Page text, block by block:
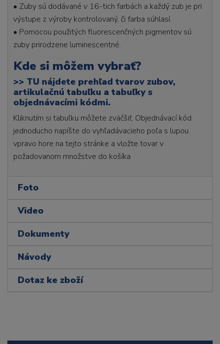
• Zuby sú dodávané v 16-tich farbách a každý zub je pri
výstupe z výroby kontrolovaný, či farba súhlasí.
• Pomocou použitých fluorescenčných pigmentov sú
zuby prirodzene luminescentné.
Kde si môžem vybrať?
>> TU nájdete prehľad tvarov zubov,
artikulačnú tabuľku a tabuľky s
objednávacími kódmi.
Kliknutím si tabuľku môžete zväčšiť. Objednávací kód
jednoducho napíšte do vyhľadávacieho poľa s lupou
vpravo hore na tejto stránke a vložte tovar v
požadovanom množstve do košíka
Foto
Video
Dokumenty
Návody
Dotaz ke zboží